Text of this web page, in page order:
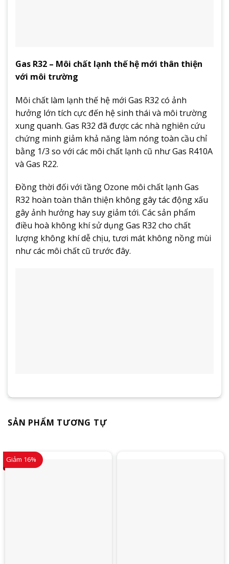
Gas R32 – Môi chất lạnh thế hệ mới thân thiện
với môi trường
Môi chất làm lạnh thế hệ mới Gas R32 có ảnh
hưởng lớn tích cực đến hệ sinh thái và môi trường
xung quanh. Gas R32 đã được các nhà nghiên cứu
chứng minh giảm khả năng làm nóng toàn cầu chỉ
bằng 1/3 so với các môi chất lạnh cũ như Gas R410A
và Gas R22.
Đồng thời đối với tầng Ozone môi chất lạnh Gas
R32 hoàn toàn thân thiện không gây tác động xấu
gây ảnh hưởng hay suy giảm tới. Các sản phẩm
điều hoà không khí sử dụng Gas R32 cho chất
lượng không khí dễ chịu, tươi mát không nồng mùi
như các môi chất cũ trước đây.
SẢN PHẨM TƯƠNG TỰ
Giảm 16%